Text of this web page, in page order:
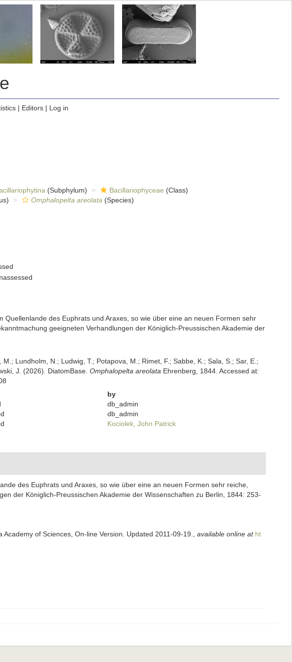
| Editors| Log in
(Subphylum) Bacillariophyceae (Class)
Omphalopelta areolata (Species)
des Euphrats und Araxes, so wie über eine an neuen Formen sehr
geeigneten Verhandlungen der Königlich-Preussischen Akademie der
Lundholm, N.; Ludwig, T.; Potapova, M.; Rimet, F.; Sabbe, K.; Sala, S.; Sar, E.;
J. (2026). DiatomBase. Omphalopelta areolata Ehrenberg, 1844. Accessed at:
by
db_admin
db_admin
Kociolek, John Patrick
des Euphrats und Araxes, so wie über eine an neuen Formen sehr reiche,
der Königlich-Preussischen Akademie der Wissenschaften zu Berlin, 1844: 253-
of Sciences, On-line Version. Updated 2011-09-19. available online at ht